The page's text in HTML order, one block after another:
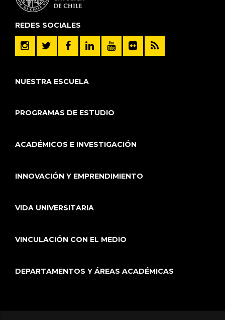
REDES SOCIALES
NUESTRA ESCUELA
PROGRAMAS DE ESTUDIO
ACADÉMICOS E INVESTIGACIÓN
INNOVACIÓN Y EMPRENDIMIENTO
VIDA UNIVERSITARIA
VINCULACIÓN CON EL MEDIO
DEPARTAMENTOS Y ÁREAS ACADÉMICAS